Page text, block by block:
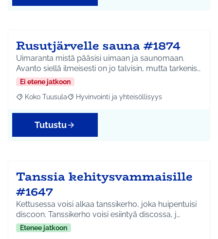
Rusutjärvelle sauna #1874
Uimaranta mistä pääsisi uimaan ja saunomaan.
Avanto siellä ilmeisesti on jo talvisin, mutta tarkenis…
Ei etene jatkoon
Rajaa tulokset aihepiirin mukaan: Koko Tuusula
Koko Tuusula Rajaa tulokset teeman mukaan: Hyvinvointi ja
Hyvinvointi ja yhteisöllisyys
Tutustu
Tanssia kehitysvammaisille
#1647
Kettusessa voisi alkaa tanssikerho, joka huipentuisi
discoon. Tanssikerho voisi esiintyä discossa, j…
Etenee jatkoon